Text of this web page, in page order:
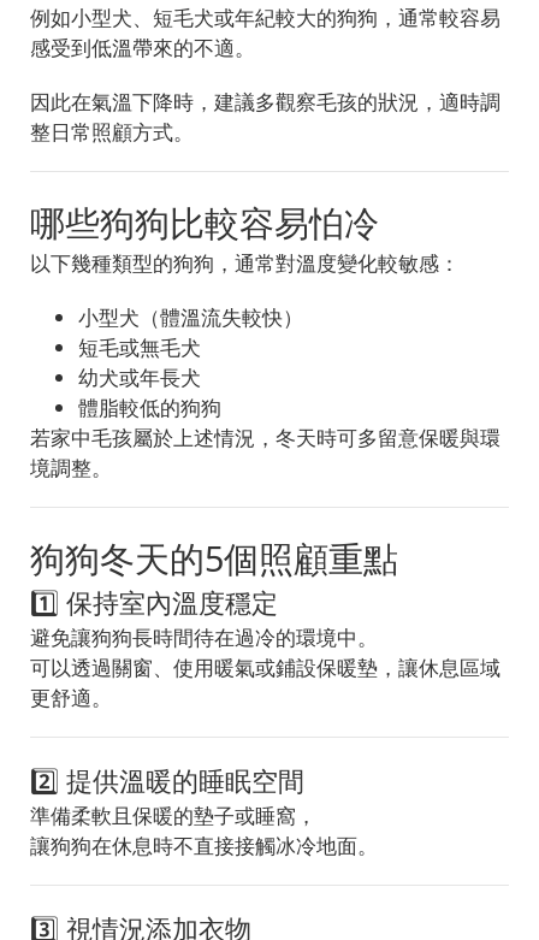
例如小型犬、短毛犬或年紀較大的狗狗，通常較容易
感受到低溫帶來的不適。
因此在氣溫下降時，建議多觀察毛孩的狀況，適時調
整日常照顧方式。
哪些狗狗比較容易怕冷
以下幾種類型的狗狗，通常對溫度變化較敏感：
小型犬（體溫流失較快）
短毛或無毛犬
幼犬或年長犬
體脂較低的狗狗
若家中毛孩屬於上述情況，冬天時可多留意保暖與環
境調整。
狗狗冬天的5個照顧重點
1️⃣ 保持室內溫度穩定
避免讓狗狗長時間待在過冷的環境中。
可以透過關窗、使用暖氣或鋪設保暖墊，讓休息區域
更舒適。
2️⃣ 提供溫暖的睡眠空間
準備柔軟且保暖的墊子或睡窩，
讓狗狗在休息時不直接接觸冰冷地面。
3️⃣ 視情況添加衣物